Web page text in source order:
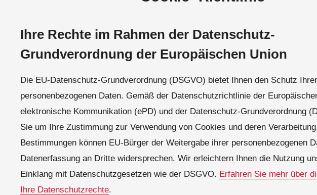
Ihre Rechte im Rahmen der Datenschutz-
Grundverordnung der Europäischen Union
Die EU-Datenschutz-Grundverordnung (DSGVO) bietet Ihnen den Schutz Ihrer
personenbezogenen Daten. Gemäß der Datenschutzrichtlinie der
elektronische Kommunikation (ePD) und der Datenschutz-Grundverordnung
Sie um Ihre Zustimmung zur Verwendung von Cookies und deren
Bestimmungen können EU-Bürger der Weitergabe ihrer personenbezogenen
Datenerfassung an Dritte widersprechen. Wir erleichtern Ihnen die Nutzung
Einklang mit Datenschutzgesetzen wie der DSGVO. Erfahren Sie mehr über
Ihre Datenschutzrechte.